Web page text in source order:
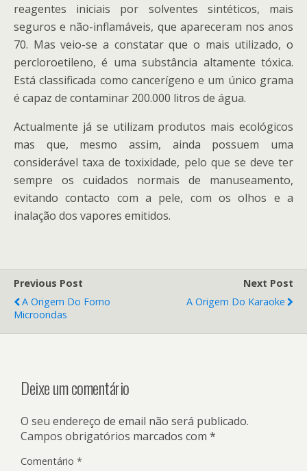
reagentes iniciais por solventes sintéticos, mais
seguros e não-inflamáveis, que apareceram nos anos
70. Mas veio-se a constatar que o mais utilizado, o
percloroetileno, é uma substância altamente tóxica.
Está classificada como cancerígeno e um único grama
é capaz de contaminar 200.000 litros de água.
Actualmente já se utilizam produtos mais ecológicos
mas que, mesmo assim, ainda possuem uma
considerável taxa de toxixidade, pelo que se deve ter
sempre os cuidados normais de manuseamento,
evitando contacto com a pele, com os olhos e a
inalação dos vapores emitidos.
Previous Post
A Origem Do Forno
Microondas
Next Post
A Origem Do Karaoke
Deixe um comentário
O seu endereço de email não será publicado.
Campos obrigatórios marcados com *
Comentário *